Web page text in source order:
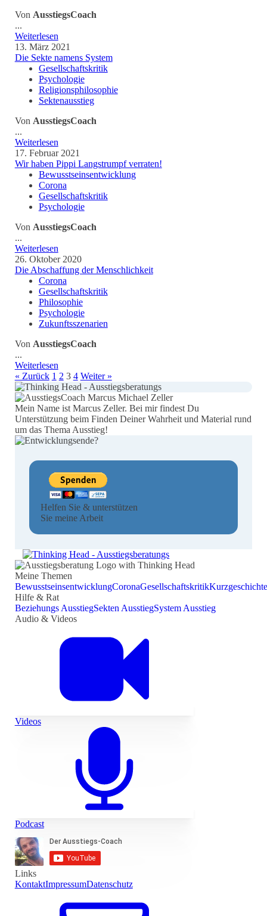
Von AusstiegsCoach
...
Weiterlesen
13. März 2021
Die Sekte namens System
Gesellschaftskritik
Psychologie
Religionsphilosophie
Sektenausstieg
Von AusstiegsCoach
...
Weiterlesen
17. Februar 2021
Wir haben Pippi Langstrumpf verraten!
Bewusstseinsentwicklung
Corona
Gesellschaftskritik
Psychologie
Von AusstiegsCoach
...
Weiterlesen
26. Oktober 2020
Die Abschaffung der Menschlichkeit
Corona
Gesellschaftskritik
Philosophie
Psychologie
Zukunftsszenarien
Von AusstiegsCoach
...
Weiterlesen
« Zurück 1 2 3 4 Weiter »
Mein Name ist Marcus Zeller. Bei mir findest Du
Unterstützung beim Finden Deiner Wahrheit und Material rund
um das Thema Ausstieg!
Helfen Sie & unterstützen
Sie meine Arbeit
Meine Themen
BewusstseinsentwicklungCoronaGesellschaftskritik
Hilfe & Rat
Beziehungs AusstiegSekten AusstiegSystem Ausstieg
Audio & Videos
Videos
Podcast
Links
KontaktImpressumDatenschutz